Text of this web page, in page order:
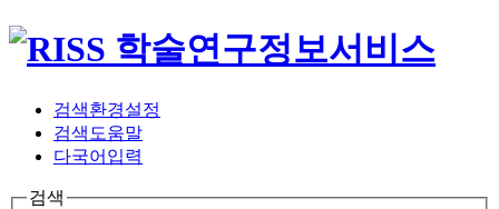
검색환경설정
검색도움말
다국어입력
검색